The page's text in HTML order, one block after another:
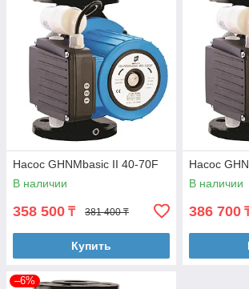
Насос GHNMbasic II 40-70F
В наличии
358 500 ₸ 381 400 ₸
Купить
Насос
В наличии
386 700
–6%